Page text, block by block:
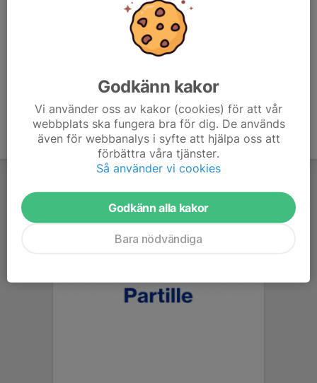
Godkänn kakor
Vi använder oss av kakor (cookies) för att vår
webbplats ska fungera bra för dig. De används
även för webbanalys i syfte att hjälpa oss att
förbättra våra tjänster.
Så använder vi cookies
Godkänn alla kakor
Bara nödvändiga